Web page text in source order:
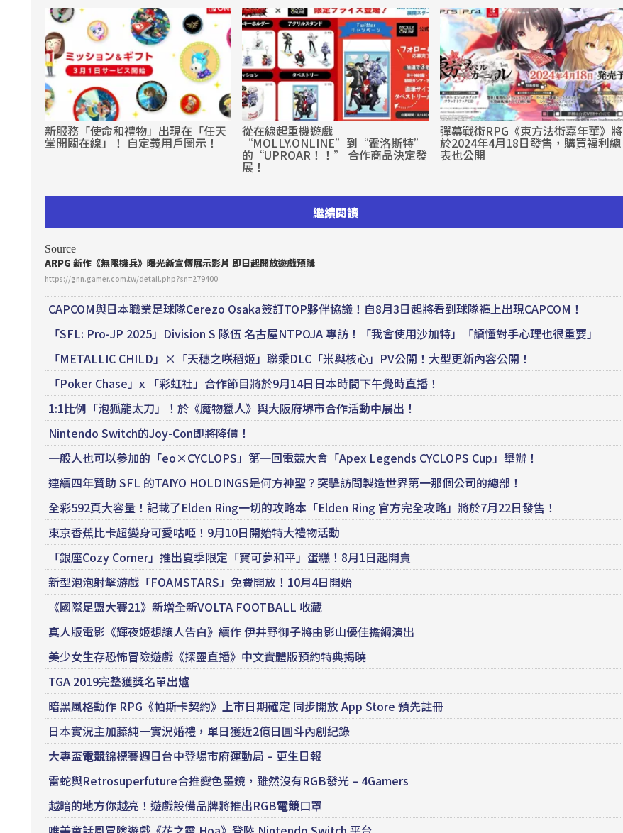
新服務「使命和禮物」出現在「任天
堂開關在線」！ 自定義用戶圖示！
從在線起重機遊戲
“MOLLY.ONLINE”到“霍洛斯特”
的“UPROAR！！” 合作商品決定發
展！
彈幕戰術RPG《東方法術嘉年華》將
於2024年4月18日發售，購買福利總
表也公開
繼續閱讀
Source
ARPG 新作《無限機兵》曝光新宣傳展示影片 即日起開放遊戲預購
https://gnn.gamer.com.tw/detail.php?sn=279400
CAPCOM與日本職業足球隊Cerezo Osaka簽訂TOP夥伴協議！自8月3日起將看到球隊褲上出現CAPCOM！
「SFL: Pro-JP 2025」Division S 隊伍 名古屋NTPOJA 專訪！「我會使用沙加特」「讀懂對手心理也很重要」
「METALLIC CHILD」×「天穗之咲稻姬」聯乘DLC「米與核心」PV公開！大型更新內容公開！
「Poker Chase」x 「彩虹社」合作節目將於9月14日日本時間下午覺時直播！
1:1比例「泡狐龍太刀」！於《魔物獵人》與大阪府堺市合作活動中展出！
Nintendo Switch的Joy-Con即將降價！
一般人也可以參加的「eo×CYCLOPS」第一回電競大會「Apex Legends CYCLOPS Cup」舉辦！
連續四年贊助 SFL 的TAIYO HOLDINGS是何方神聖？突擊訪問製造世界第一那個公司的總部！
全彩592頁大容量！記載了Elden Ring一切的攻略本「Elden Ring 官方完全攻略」將於7月22日發售！
東京香蕉比卡超變身可愛咕𠱸！9月10日開始特大禮物活動
「銀座Cozy Corner」推出夏季限定「寶可夢和平」蛋糕！8月1日起開賣
新型泡泡射擊游戲「FOAMSTARS」免費開放！10月4日開始
《國際足盟大賽21》新增全新VOLTA FOOTBALL 收藏
真人版電影《輝夜姬想讓人告白》續作 伊井野御子將由影山優佳擔綱演出
美少女生存恐怖冒險遊戲《探靈直播》中文實體版預約特典揭曉
TGA 2019完整獲獎名單出爐
暗黑風格動作 RPG《帕斯卡契約》上市日期確定 同步開放 App Store 預先註冊
日本實況主加藤純一實況婚禮，單日獲近2億日圓斗內創紀錄
大專盃電競錦標賽週日台中登場市府運動局 – 更生日報
雷蛇與Retrosuperfuture合推變色墨鏡，雖然沒有RGB發光 – 4Gamers
越暗的地方你越亮！遊戲設備品牌將推出RGB電競口罩